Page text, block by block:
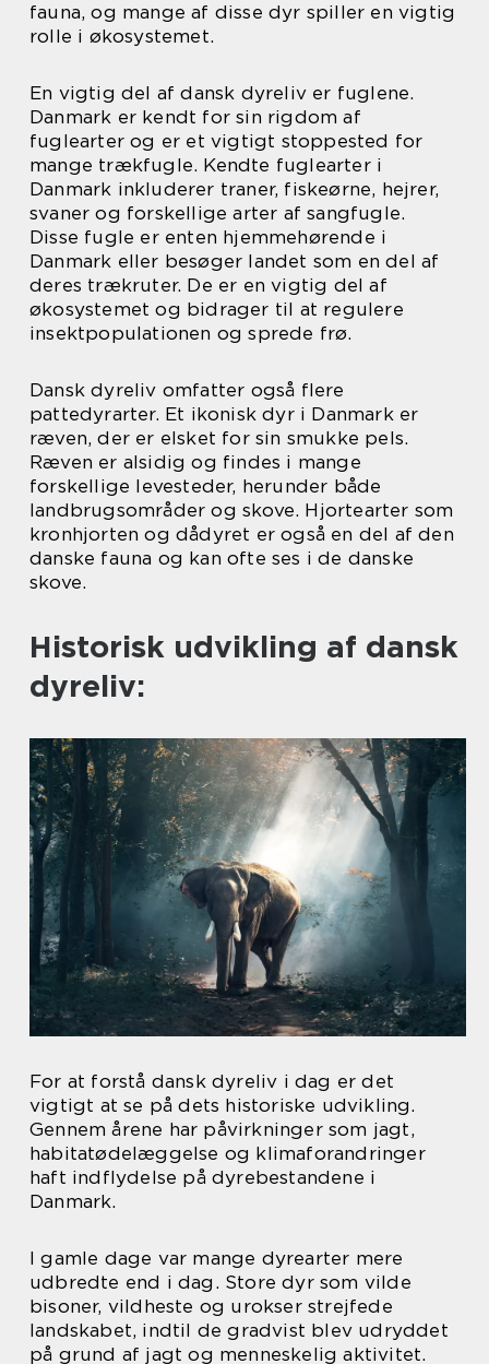
fauna, og mange af disse dyr spiller en vigtig
rolle i økosystemet.
En vigtig del af dansk dyreliv er fuglene.
Danmark er kendt for sin rigdom af
fuglearter og er et vigtigt stoppested for
mange trækfugle. Kendte fuglearter i
Danmark inkluderer traner, fiskeørne, hejrer,
svaner og forskellige arter af sangfugle.
Disse fugle er enten hjemmehørende i
Danmark eller besøger landet som en del af
deres trækruter. De er en vigtig del af
økosystemet og bidrager til at regulere
insektpopulationen og sprede frø.
Dansk dyreliv omfatter også flere
pattedyrarter. Et ikonisk dyr i Danmark er
ræven, der er elsket for sin smukke pels.
Ræven er alsidig og findes i mange
forskellige levesteder, herunder både
landbrugsområder og skove. Hjortearter som
kronhjorten og dådyret er også en del af den
danske fauna og kan ofte ses i de danske
skove.
Historisk udvikling af dansk
dyreliv:
For at forstå dansk dyreliv i dag er det
vigtigt at se på dets historiske udvikling.
Gennem årene har påvirkninger som jagt,
habitatødelæggelse og klimaforandringer
haft indflydelse på dyrebestandene i
Danmark.
I gamle dage var mange dyrearter mere
udbredte end i dag. Store dyr som vilde
bisoner, vildheste og urokser strejfede
landskabet, indtil de gradvist blev udryddet
på grund af jagt og menneskelig aktivitet.